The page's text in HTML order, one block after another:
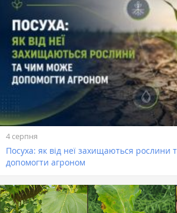
4 серпня
Посуха: як від неї захищаються рослини
допомогти агроном